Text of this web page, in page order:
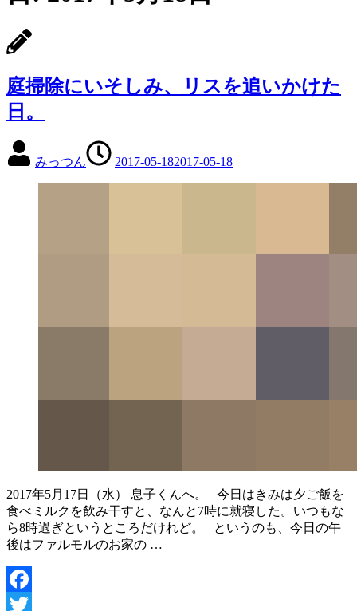
庭掃除にいそしみ、リスを追いかけた
日。
みっつん 2017-05-182017-05-18
2017年5月17日（水） 息子くんへ。 今日はきみは夕ご飯を
食べミルクを飲み干すと、なんと7時に就寝した。いつもな
ら8時過ぎというところだけれど。 というのも、今日の午
後はファルモルのお家の …
Facebook